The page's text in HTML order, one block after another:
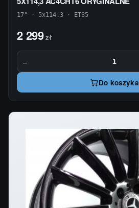
17" · 5x114.3 · ET35
2 299zł
−
Do koszyka